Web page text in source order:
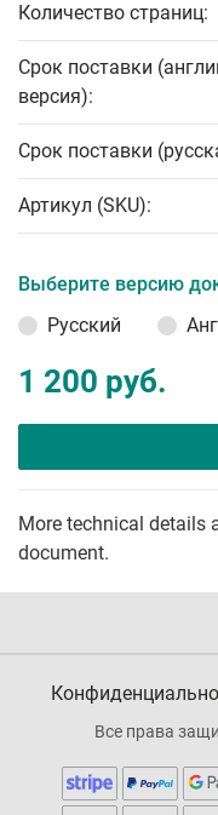
Количество страниц:
Срок поставки
версия):
Срок поставки
Артикул (SKU):
Выберите версию
Русский
1 200 руб.
More technical details
document.
Все права